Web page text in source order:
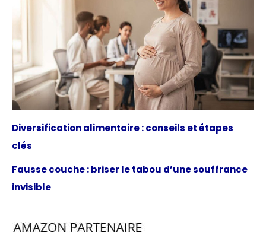
Diversification alimentaire : conseils et étapes
clés
Fausse couche : briser le tabou d’une souffrance
invisible